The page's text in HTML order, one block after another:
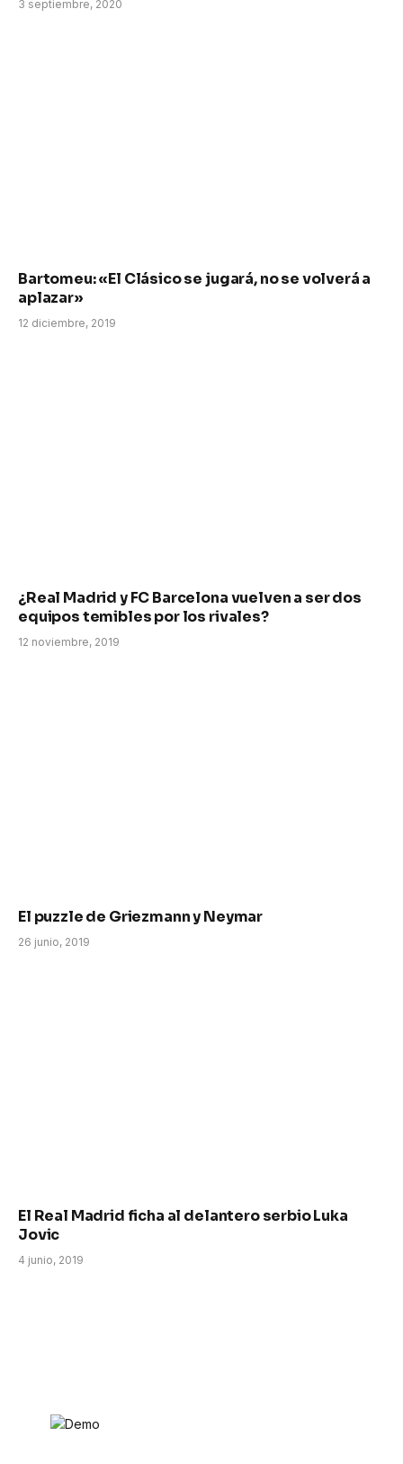
3 septiembre, 2020
Bartomeu: «El Clásico se jugará, no se volverá a
aplazar»
12 diciembre, 2019
¿Real Madrid y FC Barcelona vuelven a ser dos
equipos temibles por los rivales?
12 noviembre, 2019
El puzzle de Griezmann y Neymar
26 junio, 2019
El Real Madrid ficha al delantero serbio Luka
Jovic
4 junio, 2019